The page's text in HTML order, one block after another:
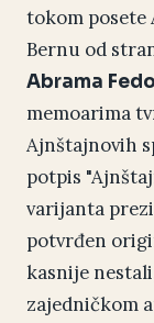
tokom posete
Bernu od
Abrama
memoarima
Ajnštajnovih
potpis
varijanta
potvrđen
kasnije
zajedničkom